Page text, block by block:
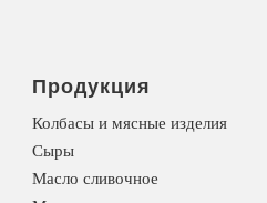
Продукция
Колбасы и мясные изделия
Сыры
Масло сливочное